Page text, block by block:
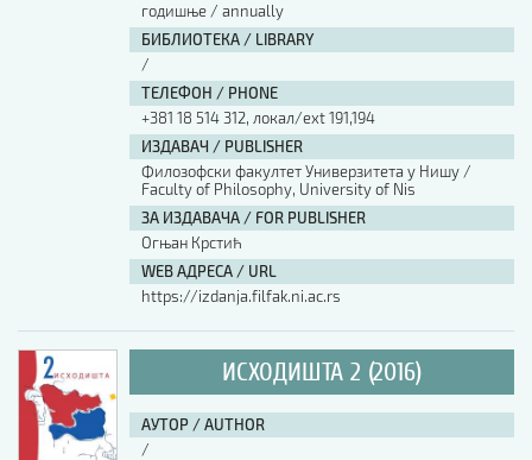
годишње / annually
БИБЛИОТЕКА / LIBRARY
/
ТЕЛЕФОН / PHONE
+381 18 514 312, локал/ext 191,194
ИЗДАВАЧ / PUBLISHER
Филозофски факултет Универзитета у Нишу /
Faculty of Philosophy, University of Nis
ЗА ИЗДАВАЧА / FOR PUBLISHER
Огњан Крстић
WEB АДРЕСА / URL
https://izdanja.filfak.ni.ac.rs
ИСХОДИШТА 2 (2016)
АУТОР / AUTHOR
/